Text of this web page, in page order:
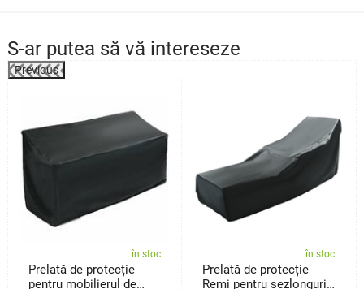
S-ar putea să vă intereseze
Previous
în stoc
Prelată de protecție
pentru mobilierul de
în stoc
Prelată de protecție
Remi pentru șezlonguri